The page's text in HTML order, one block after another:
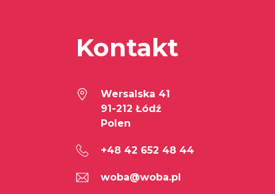
Kontakt
Wersalska 41
91-212 Łódź
Polen
+48 42 652 48 44
woba@woba.pl